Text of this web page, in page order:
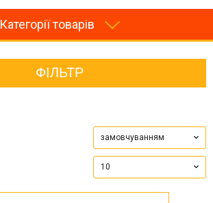
Категорії товарів
ФІЛЬТР
замовчуванням
10